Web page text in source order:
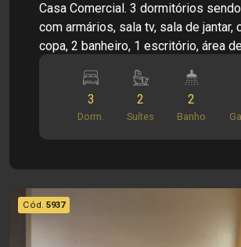
Casa Comercial. 3 dormitórios
com armários, sala tv, sala de jantar,
copa, 2 banheiro, 1 escritório, área
garagens. Área de lazer, piscina,
3
Dorm.
2
Suítes
2
Banho
Cód. 5937